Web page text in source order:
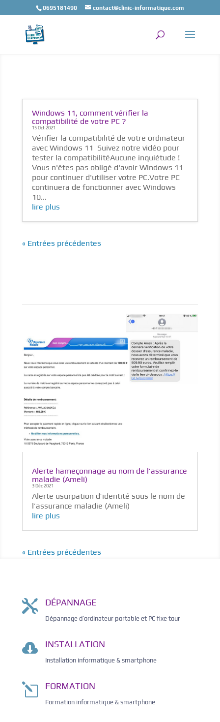
0695181490 contact@clinic-informatique.com
Windows 11, comment vérifier la
compatibilité de votre PC ?
15 Oct 2021
Vérifier la compatibilité de votre ordinateur
avec Windows 11 Suivez notre vidéo pour
tester la compatibilitéAucune inquiétude !
Vous n'êtes pas obligé d'avoir Windows 11
pour continuer d'utiliser votre PC.Votre PC
continuera de fonctionner avec Windows
10...
lire plus
« Entrées précédentes
Alerte hameçonnage au nom de l’assurance
maladie (Ameli)
3 Déc 2021
Alerte usurpation d’identité sous le nom de
l’assurance maladie (Ameli)
lire plus
« Entrées précédentes
 DÉPANNAGE
Dépannage d’ordinateur portable et PC fixe tour
 INSTALLATION
Installation informatique & smartphone
l FORMATION
Formation informatique & smartphone